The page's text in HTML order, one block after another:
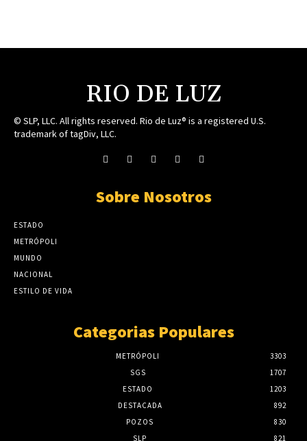
RIO DE LUZ
© SLP, LLC. All rights reserved. Rio de Luz® is a registered U.S.
trademark of tagDiv, LLC.
Sobre Nosotros
ESTADO
METRÓPOLI
MUNDO
NACIONAL
ESTILO DE VIDA
Categorias Populares
METRÓPOLI
3303
SGS
1707
ESTADO
1203
DESTACADA
892
POZOS
830
SLP
821